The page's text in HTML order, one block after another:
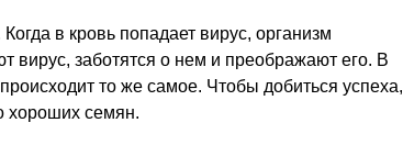
в кровь попадает вирус, организм
вирус, заботятся о нем и преображают его. В
то же самое. Чтобы добиться успеха,
хороших семян.